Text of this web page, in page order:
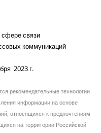
связи
коммуникаций
2023 г.
рекомендательные технологии
информации на основе
относящихся к предпочтениям
на территории Российской